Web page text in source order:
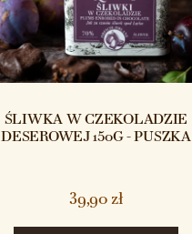
ŚLIWKA W CZEKOLADZIE
DESEROWEJ 150G - PUSZKA
39,90 zł